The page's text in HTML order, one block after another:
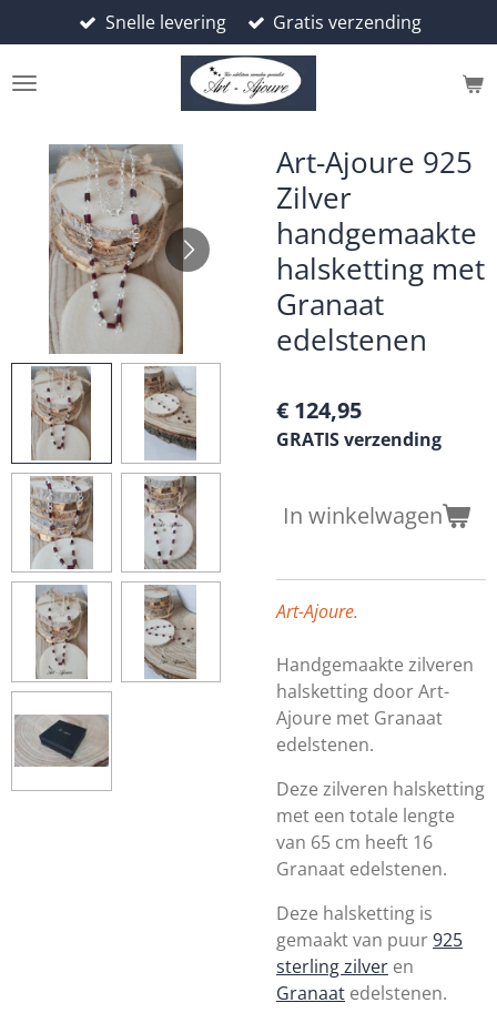
direct
naar
Snelle levering Gratis verzending
Art-Ajoure 925
Zilver
handgemaakte
halsketting met
Granaat
edelstenen
€ 124,95
GRATIS verzending
In winkelwagen
Art-Ajoure.
Handgemaakte zilveren
halsketting door Art-
Ajoure met Granaat
edelstenen.
Deze zilveren halsketting
met een totale lengte
van 65 cm heeft 16
Granaat edelstenen.
Deze halsketting is
gemaakt van puur925
sterling zilver en
Granaat edelstenen.